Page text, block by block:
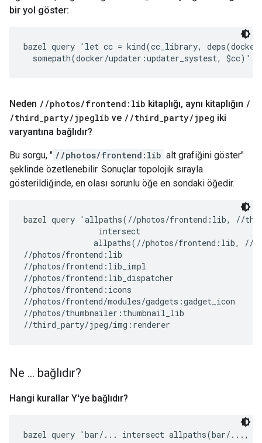
bir yol göster:
bazel query 'let cc = kind(cc_library,
  somepath(docker/updater:updater_systest, $cc)'
Neden / /photos/frontend:lib kitaplığı, aynı kitaplığın /
/third_party/jpeglib ve / /third_party/jpeg iki
varyantına bağlıdır?
Bu sorgu, " //photos/frontend:lib alt grafiğini göster"
şeklinde özetlenebilir. Sonuçlar topolojik sırayla
gösterildiğinde, en olası sorunlu öğe en sondaki öğedir.
bazel query 'allpaths(//photos/frontend:lib, //
                intersect
allpaths(//photos/frontend:lib, //
//photos/frontend:lib
//photos/frontend:lib_impl
//photos/frontend:lib_dispatcher
//photos/frontend:icons
//photos/frontend/modules/gadgets:gadget_icon
//photos/thumbnailer:thumbnail_lib
Ne ... bağlıdır?
Hangi kurallar Y'ye bağlıdır?
bazel query 'bar/... intersect allpaths(bar/...,